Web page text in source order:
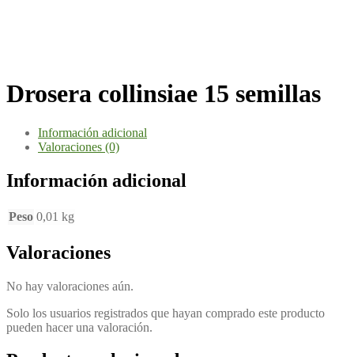
Drosera collinsiae 15 semillas
Información adicional
Valoraciones (0)
Información adicional
Peso 0,01 kg
Valoraciones
No hay valoraciones aún.
Solo los usuarios registrados que hayan comprado este producto
pueden hacer una valoración.